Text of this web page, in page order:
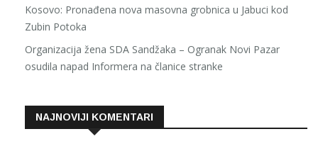
Kosovo: Pronađena nova masovna grobnica u Jabuci kod
Zubin Potoka
Organizacija žena SDA Sandžaka – Ogranak Novi Pazar
osudila napad Informera na članice stranke
NAJNOVIJI KOMENTARI